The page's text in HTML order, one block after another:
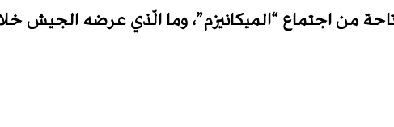
من اجتماع “الميكانيزم”، وما الّذي عرضه الجيش